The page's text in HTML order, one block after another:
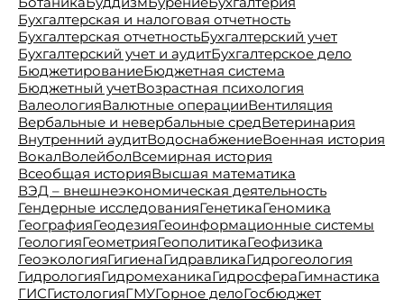
Бухгалтерская и налоговая отчетность
Бухгалтерская отчетностьБухгалтерский учет
Бухгалтерский учет и аудитБухгалтерское дело
БюджетированиеБюджетная система
Бюджетный учетВозрастная психология
ВалеологияВалютные операцииВентиляция
Вербальные и невербальные средВетеринария
Внутренний аудитВодоснабжениеВоенная история
ВокалВолейболВсемирная история
Всеобщая историяВысшая математика
ВЭД – внешнеэкономическая деятельность
Гендерные исследованияГенетикаГеномика
ГеографияГеодезияГеоинформационные системы
ГеологияГеометрияГеополитикаГеофизика
ГеоэкологияГигиенаГидравликаГидрогеология
ГидрологияГидромеханикаГидросфераГимнастика
ГИСГистологияГМУГорное делоГосбюджет